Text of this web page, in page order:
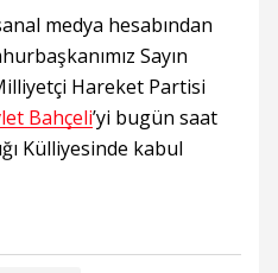
medya hesabından
Sayın
Hareket Partisi
Bahçeli’yi bugün saat
Külliyesinde kabul